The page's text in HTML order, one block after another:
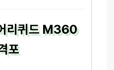
리퀴드 M360
포